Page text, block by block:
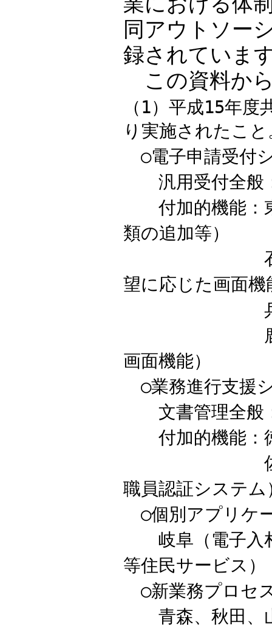
同アウトソー
録されていま
この資料か
（1）平成15年
り実施されたこ
○電子申請受付
汎用受付全般
付加的機能：
類の追加等）
石川（高齢
望に応じた画面機
兵庫（決
鹿児島（
画面機能）
○業務進行支援
文書管理全般
付加的機能：
佐賀（人
職員認証システム
○個別アプリケ
岐阜（電子入
等住民サービス）
○新業務プロセ
青森、秋田、